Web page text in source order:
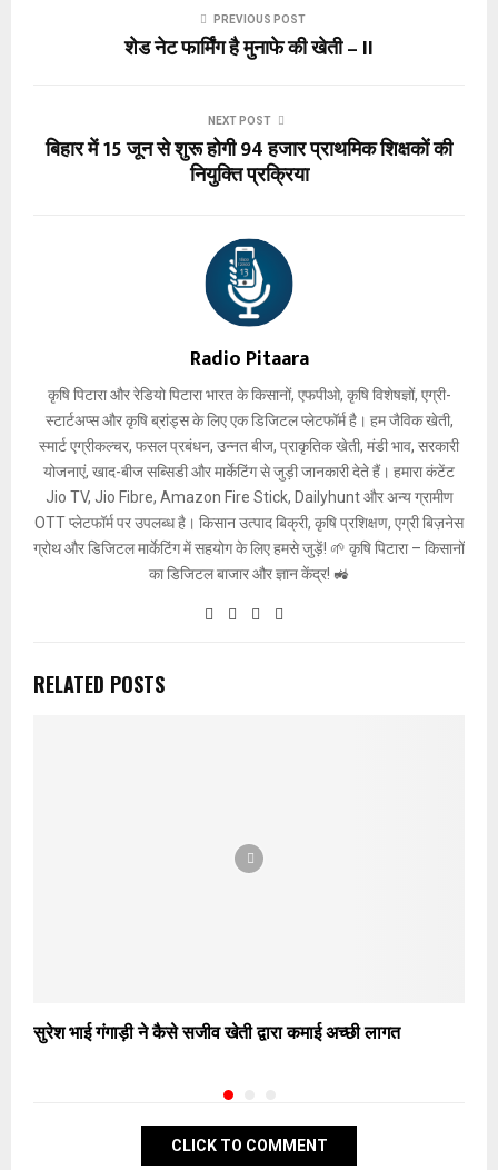
PREVIOUS POST
शेड नेट फार्मिंग है मुनाफे की खेती – II
NEXT POST
बिहार में 15 जून से शुरू होगी 94 हजार प्राथमिक शिक्षकों की
नियुक्ति प्रक्रिया
Radio Pitaara
कृषि पिटारा और रेडियो पिटारा भारत के किसानों, एफपीओ, कृषि विशेषज्ञों, एग्री-
स्टार्टअप्स और कृषि ब्रांड्स के लिए एक डिजिटल प्लेटफॉर्म है। हम जैविक खेती,
स्मार्ट एग्रीकल्चर, फसल प्रबंधन, उन्नत बीज, प्राकृतिक खेती, मंडी भाव, सरकारी
योजनाएं, खाद-बीज सब्सिडी और मार्केटिंग से जुड़ी जानकारी देते हैं। हमारा कंटेंट
Jio TV, Jio Fibre, Amazon Fire Stick, Dailyhunt और अन्य ग्रामीण
OTT प्लेटफॉर्म पर उपलब्ध है। किसान उत्पाद बिक्री, कृषि प्रशिक्षण, एग्री बिज़नेस
ग्रोथ और डिजिटल मार्केटिंग में सहयोग के लिए हमसे जुड़ें! 🌱 कृषि पिटारा – किसानों
का डिजिटल बाजार और ज्ञान केंद्र! 🚜
RELATED POSTS
सुरेश भाई गंगाड़ी ने कैसे सजीव खेती द्वारा कमाई अच्छी लागत
CLICK TO COMMENT